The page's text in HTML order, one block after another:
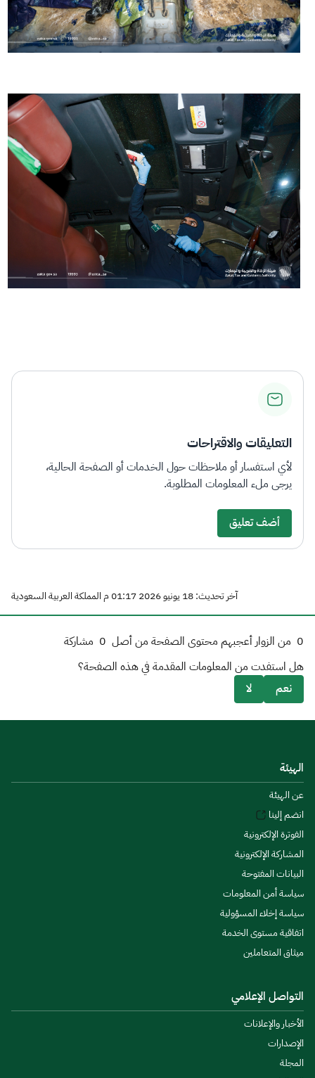
التعليقات والاقتراحات
لأي استفسار أو ملاحظات حول الخدمات أو الصفحة الحالية،
يرجى ملء المعلومات المطلوبة.
أضف تعليق
آخر تحديث: 18 يونيو 2026 01:17 م المملكة العربية السعودية
0 من الزوار أعجبهم محتوى الصفحة من أصل 0 مشاركة
هل استفدت من المعلومات المقدمة في هذه الصفحة؟
نعم
لا
الهيئة
عن الهيئة
انضم إلينا
الفوترة الإلكترونية
المشاركة الإلكترونية
البيانات المفتوحة
سياسة أمن المعلومات
سياسة إخلاء المسؤولية
اتفاقية مستوى الخدمة
ميثاق المتعاملين
التواصل الإعلامي
الأخبار والإعلانات
الإصدارات
المجلة